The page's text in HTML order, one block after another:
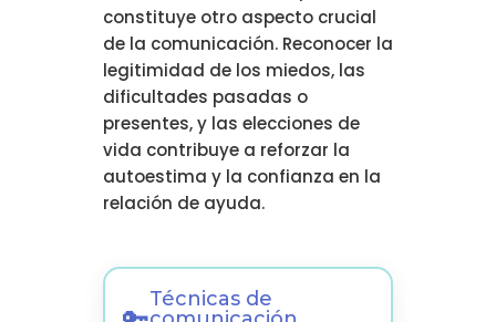
constituye otro aspecto crucial
de la comunicación. Reconocer la
legitimidad de los miedos, las
dificultades pasadas o
presentes, y las elecciones de
vida contribuye a reforzar la
autoestima y la confianza en la
relación de ayuda.
Técnicas de